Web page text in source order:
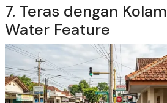
7. Teras dengan
Water Feature